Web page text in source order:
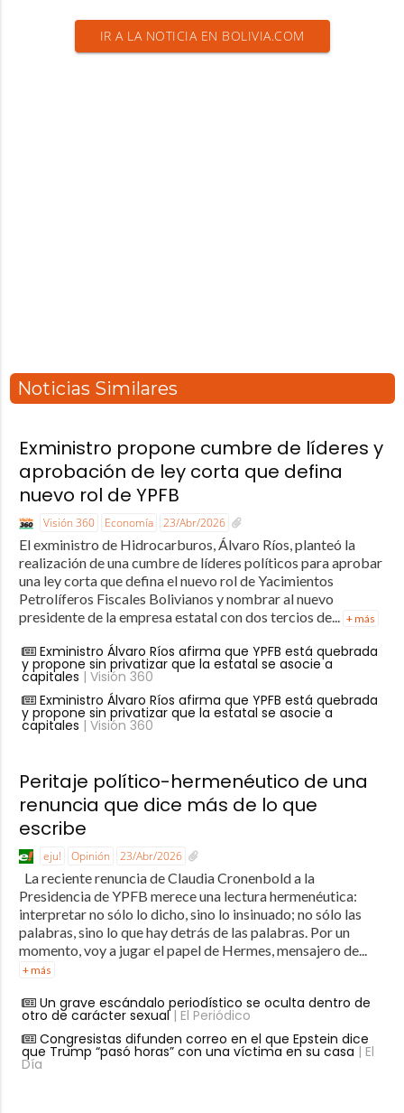
IR A LA NOTICIA EN BOLIVIA.COM
Noticias Similares
Exministro propone cumbre de líderes y
aprobación de ley corta que defina
nuevo rol de YPFB
Visión 360 Economía 23/Abr/2026
El exministro de Hidrocarburos, Álvaro Ríos, planteó la
realización de una cumbre de líderes políticos para aprobar
una ley corta que defina el nuevo rol de Yacimientos
Petrolíferos Fiscales Bolivianos y nombrar al nuevo
presidente de la empresa estatal con dos tercios de... + más
Exministro Álvaro Ríos afirma que YPFB está quebrada
y propone sin privatizar que la estatal se asocie a
capitales | Visión 360
Exministro Álvaro Ríos afirma que YPFB está quebrada
y propone sin privatizar que la estatal se asocie a
capitales | Visión 360
Peritaje político-hermenéutico de una
renuncia que dice más de lo que
escribe
eju! Opinión 23/Abr/2026
La reciente renuncia de Claudia Cronenbold a la
Presidencia de YPFB merece una lectura hermenéutica:
interpretar no sólo lo dicho, sino lo insinuado; no sólo las
palabras, sino lo que hay detrás de las palabras. Por un
momento, voy a jugar el papel de Hermes, mensajero de...
+ más
Un grave escándalo periodístico se oculta dentro de
otro de carácter sexual| El Periódico
Congresistas difunden correo en el que Epstein dice
que Trump “pasó horas” con una víctima en su casa | El
Día